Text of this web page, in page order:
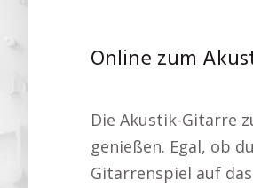
Online zum
Die Akustik-Gitarre
genießen. Egal, ob
Gitarrenspiel auf